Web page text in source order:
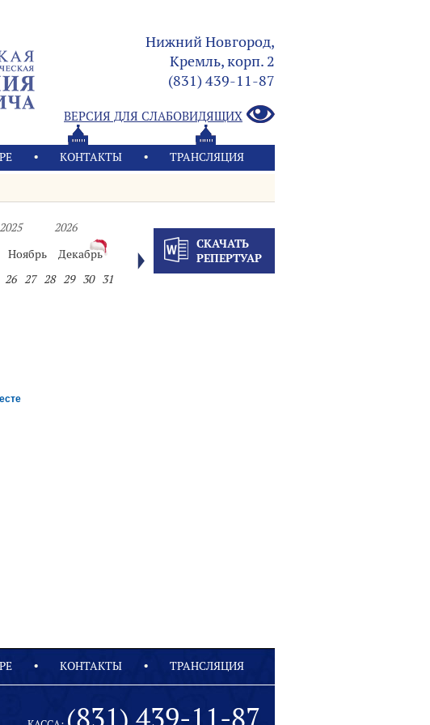
Нижний Новгород,
Кремль, корп. 2
(831) 439-11-87
ВЕРСИЯ ДЛЯ СЛАБОВИДЯЩИХ
КОНТАКТЫ ТРАНСЛЯЦИЯ
2025
2026
Ноябрь
Декабрь
26 27 28 29 30 31
СКАЧАТЬ
РЕПЕРТУАР
КОНТАКТЫ ТРАНСЛЯЦИЯ